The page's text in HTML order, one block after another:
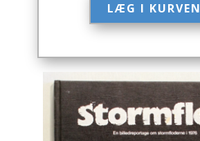
Computer / IT
Engelsk
Erhverv
LÆG I KURVEN​